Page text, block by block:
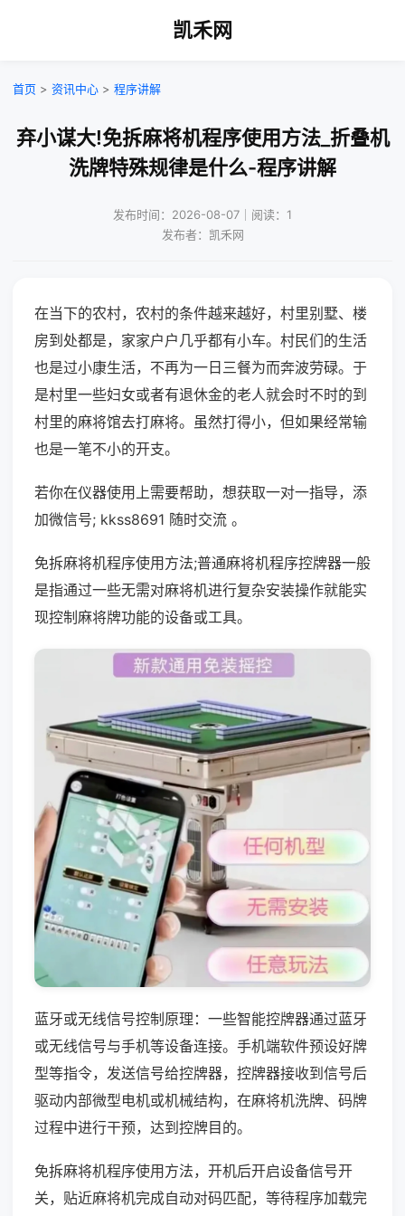
凯禾网
首页 > 资讯中心 > 程序讲解
弃小谋大!免拆麻将机程序使用方法_折叠机
洗牌特殊规律是什么-程序讲解
发布时间：2026-08-07｜阅读：1
发布者：凯禾网
在当下的农村，农村的条件越来越好，村里别墅、楼
房到处都是，家家户户几乎都有小车。村民们的生活
也是过小康生活，不再为一日三餐为而奔波劳碌。于
是村里一些妇女或者有退休金的老人就会时不时的到
村里的麻将馆去打麻将。虽然打得小，但如果经常输
也是一笔不小的开支。
若你在仪器使用上需要帮助，想获取一对一指导，添
加微信号; kkss8691 随时交流 。
免拆麻将机程序使用方法;普通麻将机程序控牌器一般
是指通过一些无需对麻将机进行复杂安装操作就能实
现控制麻将牌功能的设备或工具。
蓝牙或无线信号控制原理：一些智能控牌器通过蓝牙
或无线信号与手机等设备连接。手机端软件预设好牌
型等指令，发送信号给控牌器，控牌器接收到信号后
驱动内部微型电机或机械结构，在麻将机洗牌、码牌
过程中进行干预，达到控牌目的。
免拆麻将机程序使用方法，开机后开启设备信号开
关，贴近麻将机完成自动对码匹配，等待程序加载完